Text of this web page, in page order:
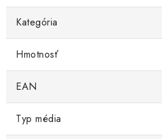
Kategória
Hmotnosť
EAN
Typ média